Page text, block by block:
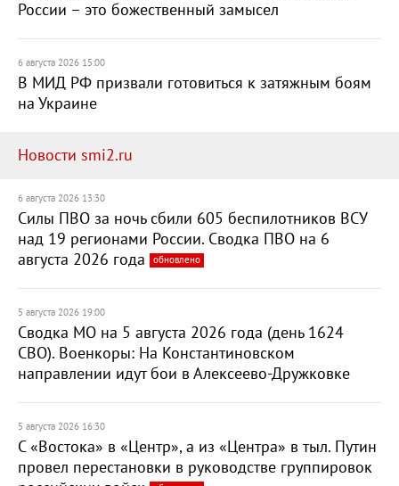
России – это божественный замысел
6 августа 2026 15:00
В МИД РФ призвали готовиться к затяжным боям
на Украине
Новости smi2.ru
6 августа 2026 13:30
Силы ПВО за ночь сбили 605 беспилотников ВСУ
над 19 регионами России. Сводка ПВО на 6
августа 2026 года
обновлено
5 августа 2026 19:00
Сводка МО на 5 августа 2026 года (день 1624
СВО). Военкоры: На Константиновском
направлении идут бои в Алексеево-Дружковке
5 августа 2026 16:30
С «Востока» в «Центр», а из «Центра» в тыл. Путин
провел перестановки в руководстве группировок